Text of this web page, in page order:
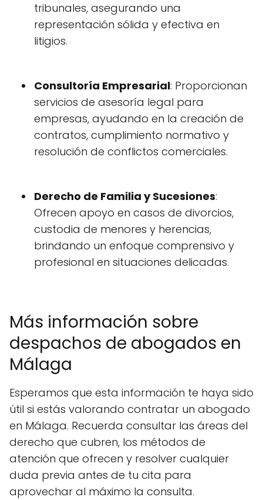
tribunales, asegurando una
representación sólida y efectiva en
litigios.
Consultoría Empresarial: Proporcionan
servicios de asesoría legal para
empresas, ayudando en la creación de
contratos, cumplimiento normativo y
resolución de conflictos comerciales.
Derecho de Familia y Sucesiones:
Ofrecen apoyo en casos de divorcios,
custodia de menores y herencias,
brindando un enfoque comprensivo y
profesional en situaciones delicadas.
Más información sobre
despachos de abogados en
Málaga
Esperamos que esta información te haya sido
útil si estás valorando contratar un abogado
en Málaga. Recuerda consultar las áreas del
derecho que cubren, los métodos de
atención que ofrecen y resolver cualquier
duda previa antes de tu cita para
aprovechar al máximo la consulta.